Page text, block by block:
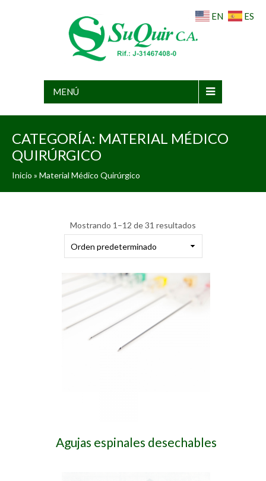
MENÚ
CATEGORÍA: MATERIAL MÉDICO
QUIRÚRGICO
Inicio » Material Médico Quirúrgico
Mostrando 1–12 de 31 resultados
Agujas espinales desechables
EN ES